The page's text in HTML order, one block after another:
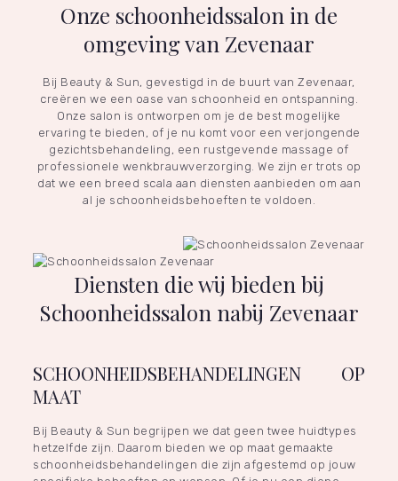
Onze schoonheidssalon in de
omgeving van Zevenaar
Bij Beauty & Sun, gevestigd in de buurt van Zevenaar,
creëren we een oase van schoonheid en ontspanning.
Onze salon is ontworpen om je de best mogelijke
ervaring te bieden, of je nu komt voor een verjongende
gezichtsbehandeling, een rustgevende massage of
professionele wenkbrauwverzorging. We zijn er trots op
dat we een breed scala aan diensten aanbieden om aan
al je schoonheidsbehoeften te voldoen.
Diensten die wij bieden bij
Schoonheidssalon nabij Zevenaar
SCHOONHEIDSBEHANDELINGEN OP
MAAT
Bij Beauty & Sun begrijpen we dat geen twee huidtypes
hetzelfde zijn. Daarom bieden we op maat gemaakte
schoonheidsbehandelingen die zijn afgestemd op jouw